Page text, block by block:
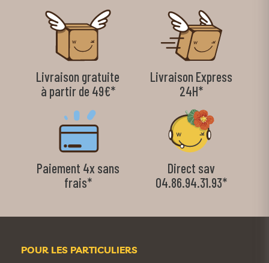
Livraison gratuite
à partir de 49€*
Livraison Express
24H*
Paiement 4x sans
frais*
Direct sav
04.86.94.31.93*
POUR LES PARTICULIERS